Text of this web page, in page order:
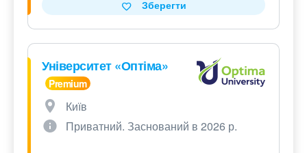
Зберегти
Університет «Оптіма»
Київ
Приватний. Заснований в 2026 р.